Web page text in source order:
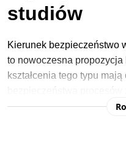
studiów
Kierunek bezpieczeństwo
to nowoczesna propozycja
kształcenia tego typu
rozumianym sektorze